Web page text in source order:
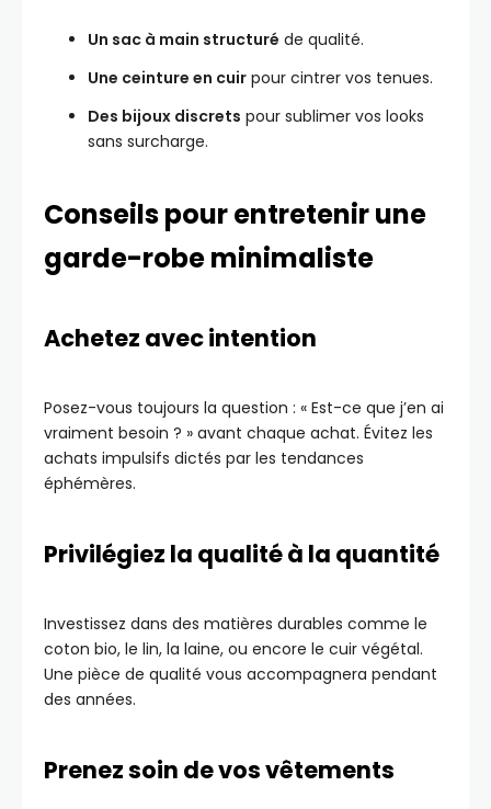
Un sac à main structuré de qualité.
Une ceinture en cuir pour cintrer vos tenues.
Des bijoux discrets pour sublimer vos looks
sans surcharge.
Conseils pour entretenir une
garde-robe minimaliste
Achetez avec intention
Posez-vous toujours la question : « Est-ce que j’en ai
vraiment besoin ? » avant chaque achat. Évitez les
achats impulsifs dictés par les tendances
éphémères.
Privilégiez la qualité à la quantité
Investissez dans des matières durables comme le
coton bio, le lin, la laine, ou encore le cuir végétal.
Une pièce de qualité vous accompagnera pendant
des années.
Prenez soin de vos vêtements